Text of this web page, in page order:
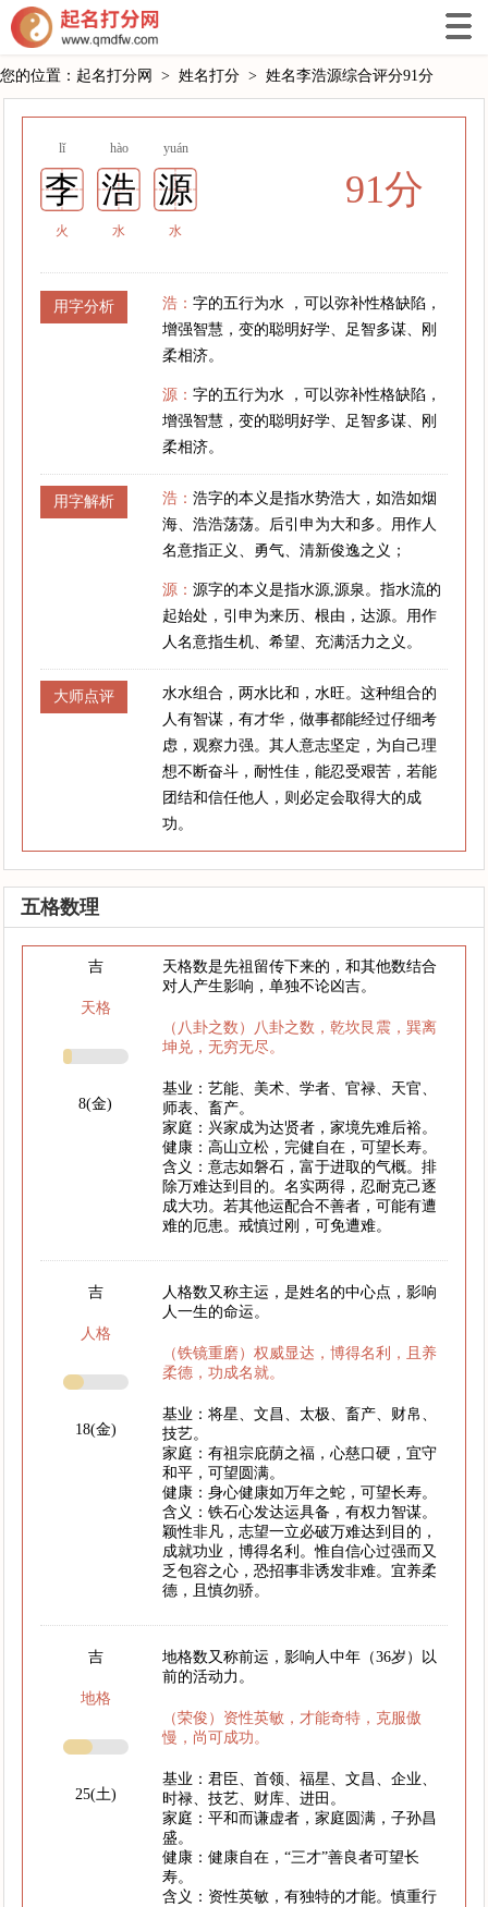
您的位置： 起名打分网 > 姓名打分 > 姓名李浩源综合评分91分
lǐ hào yuán
李 浩 源
火 水 水
91分
用字分析 浩：字的五行为水 ，可以弥补性格缺陷，
增强智慧，变的聪明好学、足智多谋、刚
柔相济。
源：字的五行为水 ，可以弥补性格缺陷，
增强智慧，变的聪明好学、足智多谋、刚
柔相济。
用字解析 浩：浩字的本义是指水势浩大，如浩如烟
海、浩浩荡荡。后引申为大和多。用作人
名意指正义、勇气、清新俊逸之义；
源：源字的本义是指水源,源泉。指水流的
起始处，引申为来历、根由，达源。用作
人名意指生机、希望、充满活力之义。
大师点评
水水组合，两水比和，水旺。这种组合的
人有智谋，有才华，做事都能经过仔细考
虑，观察力强。其人意志坚定，为自己理
想不断奋斗，耐性佳，能忍受艰苦，若能
团结和信任他人，则必定会取得大的成
功。
五格数理
吉
天格
8(金)
天格数是先祖留传下来的，和其他数结合
对人产生影响，单独不论凶吉。
（八卦之数）八卦之数，乾坎艮震，巽离
坤兑，无穷无尽。
基业：艺能、美术、学者、官禄、天官、
师表、畜产。
家庭：兴家成为达贤者，家境先难后裕。
健康：高山立松，完健自在，可望长寿。
含义：意志如磐石，富于进取的气概。排
除万难达到目的。名实两得，忍耐克己逐
成大功。若其他运配合不善者，可能有遭
难的厄患。戒慎过刚，可免遭难。
吉
人格
18(金)
人格数又称主运，是姓名的中心点，影响
人一生的命运。
（铁镜重磨）权威显达，博得名利，且养
柔德，功成名就。
基业：将星、文昌、太极、畜产、财帛、
技艺。
家庭：有祖宗庇荫之福，心慈口硬，宜守
和平，可望圆满。
健康：身心健康如万年之蛇，可望长寿。
含义：铁石心发达运具备，有权力智谋。
颖性非凡，志望一立必破万难达到目的，
成就功业，博得名利。惟自信心过强而又
乏包容之心，恐招事非诱发非难。宜养柔
德，且慎勿骄。
吉
地格
25(土)
地格数又称前运，影响人中年（36岁）以
前的活动力。
（荣俊）资性英敏，才能奇特，克服傲
慢，尚可成功。
基业：君臣、首领、福星、文昌、企业、
时禄、技艺、财库、进田。
家庭：平和而谦虚者，家庭圆满，子孙昌
盛。
健康：健康自在，“三才”善良者可望长
寿。
含义：资性英敏，有独特的才能。慎重行